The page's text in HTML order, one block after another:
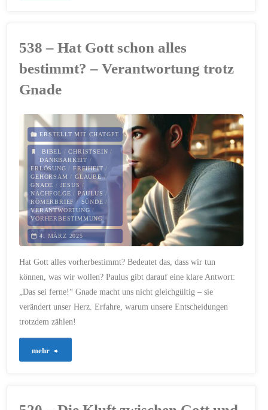
–
Eine
klare
Antwort
auf
Fragen"
538 – Hat Gott schon alles
bestimmt? – Verantwortung trotz
Gnade
ERSTELLT MIT CHATGPT
BIBEL /CHRISTSEIN /
DANKBARKEIT /
ERLÖSUNG / FREIHEIT /
GEHORSAM / GLAUBE/
GNADE / JESUS /
NACHFOLGE / PAULUS /
RÖMERBRIEF / SÜNDE /
VERANTWORTUNG /
VORHERBESTIMMUNG
4. MÄRZ 2025
Hat Gott alles vorherbestimmt? Bedeutet das, dass wir tun
können, was wir wollen? Paulus gibt darauf eine klare Antwort:
„Das sei ferne!“ Gnade macht uns nicht gleichgültig – sie
verändert unser Herz. Erfahre, warum unsere Entscheidungen
trotzdem zählen!
mehr